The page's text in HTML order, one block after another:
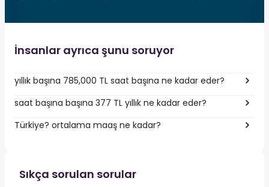
İnsanlar ayrıca şunu soruyor
yıllık başına 785,000 TL saat başına ne kadar eder?
saat başına başına 377 TL yıllık ne kadar eder?
Türkiye? ortalama maaş ne kadar?
Sıkça sorulan sorular